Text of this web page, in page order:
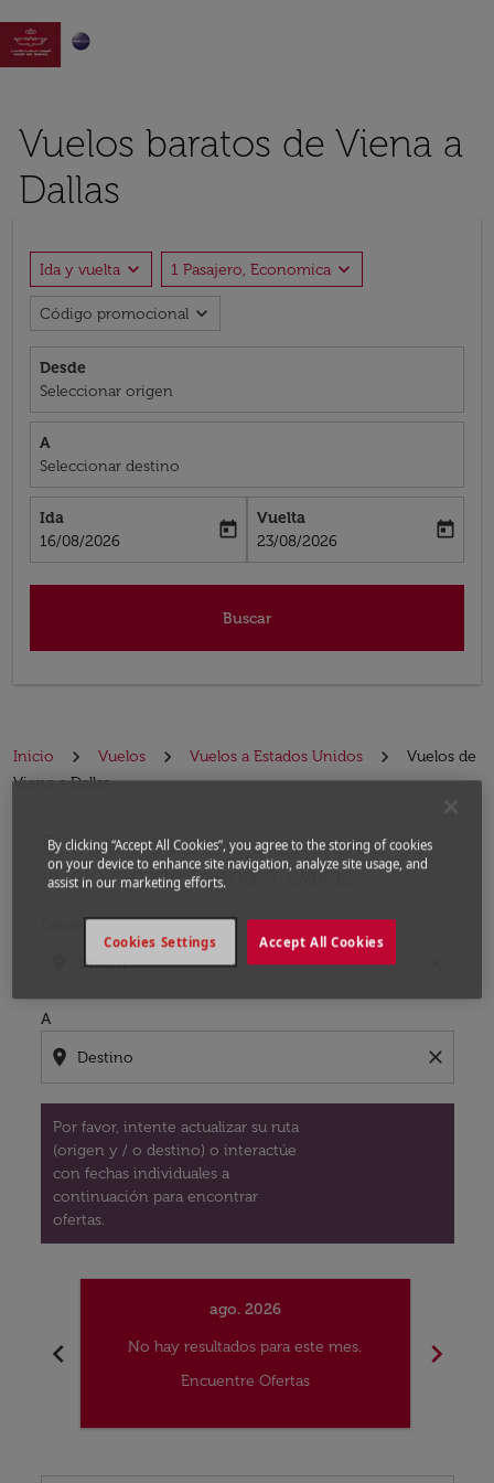

Vuelos baratos de Viena a
Dallas
Ida y vuelta expand_more 1 Pasajero, Economica expand_more
Código promocional expand_more
Desde
Seleccionar origen
A
Seleccionar destino
Ida
fc-booking-departure-date-aria-label
16/08/2026
today
Vuelta
fc-booking-return-date-aria-label
23/08/2026
today
Buscar
Inicio Vuelos Vuelos a Estados Unidos
Vuelos de
Viena a Dallas
Encuentre las mejores ofertas de
vuelo desde Viena a Dallas
A
location_on close
Por favor, intente actualizar su ruta
(origen y / o destino) o interactúe
con fechas individuales a
continuación para encontrar
ofertas.
Por favor, intente actualizar su ruta (origen y / o
chevron_left
ago. 2026
No hay resultados para este mes.
Encuentre Ofertas
chevron_right
By clicking “Accept All Cookies”, you agree to the storing of cookies
on your device to enhance site navigation, analyze site usage, and
assist in our marketing efforts.
Accept All Cookies
Cookies Settings